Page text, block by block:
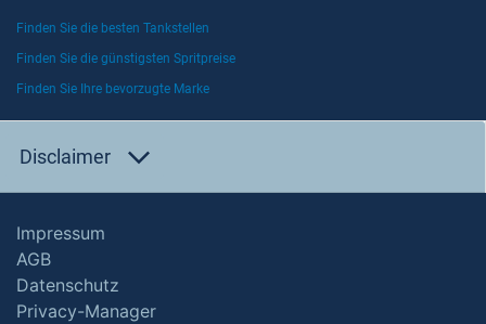
Finden Sie die besten Tankstellen
Finden Sie die günstigsten Spritpreise
Finden Sie Ihre bevorzugte Marke
Disclaimer
Impressum
AGB
Datenschutz
Privacy-Manager